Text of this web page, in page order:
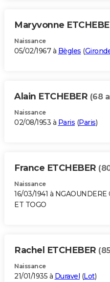
Maryvonne
Naissance
05/02/1967 à Bègles (
Alain ETCHEBER (68
Naissance
02/08/1953 à Paris (Paris)
France ETCHEBER
Naissance
16/03/1941 à NGAOUNDERE
ET TOGO
Rachel ETCHEBER
Naissance
21/01/1935 à Duravel (Lot)